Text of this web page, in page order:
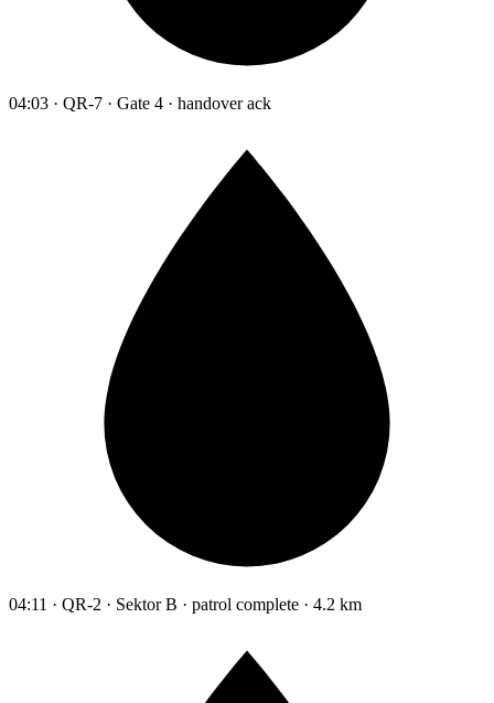
04:03 · QR-7 · Gate 4 · handover ack
04:11 · QR-2 · Sektor B · patrol complete · 4.2 km